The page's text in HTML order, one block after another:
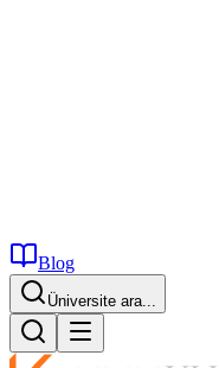
Blog
Üniversite ara...